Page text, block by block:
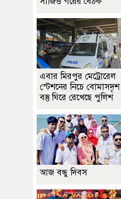
এবার মিরপুর মেট্রোরেল
স্টেশনের নিচে বোমাসদৃশ
বস্তু ঘিরে রেখেছে পুলিশ
আজ বন্ধু দিবস